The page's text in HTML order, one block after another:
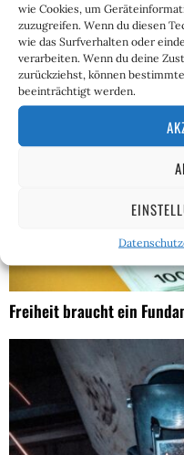
wie Cookies, um
zuzugreifen. Wenn du diesen
wie das Surfverhalten oder
verarbeiten. Wenn du deine
zurückziehst, können
beeinträchtigt werden.
Freiheit braucht ein